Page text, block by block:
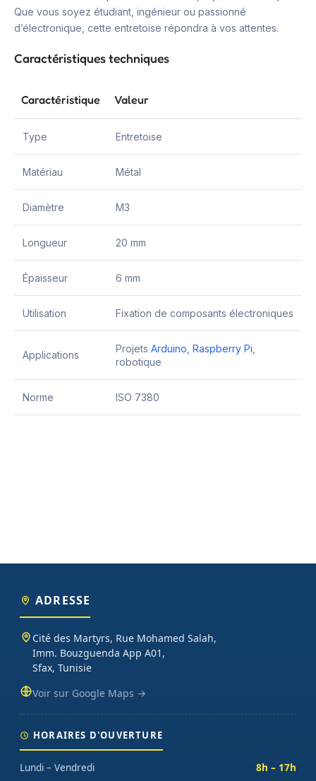
Que vous soyez étudiant, ingénieur ou passionné
d’électronique, cette entretoise répondra à vos attentes.
Caractéristiques techniques
Caractéristique Valeur
Type Entretoise
Matériau Métal
Diamètre M3
Longueur 20 mm
Épaisseur 6 mm
Utilisation Fixation de composants électroniques
Applications
Projets Arduino Raspberry Pi
robotique
Norme ISO 7380
ADRESSE
Cité des Martyrs, Rue Mohamed Salah,
Imm. Bouzguenda App A01,
Sfax, Tunisie
Voir sur Google Maps →
HORAIRES D'OUVERTURE
Lundi – Vendredi
8h – 17h